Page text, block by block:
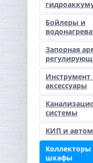
Бойлеры и
Запорная
Инструмент
аксессуары
системы
КИП и
Коллекторы
шкафы